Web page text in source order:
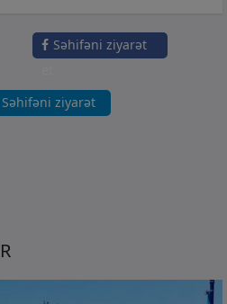
Səhifəni ziyarət
Səhifəni ziyarət